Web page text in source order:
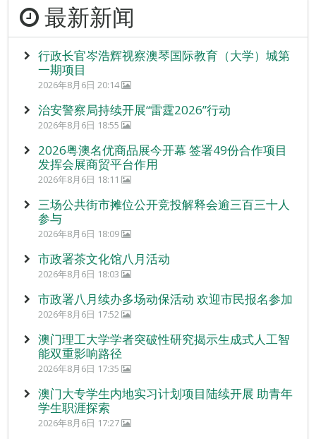
最新新闻
行政长官岑浩辉视察澳琴国际教育（大学）城第
一期项目
2026年8月6日 20:14
治安警察局持续开展“雷霆2026”行动
2026年8月6日 18:55
2026粤澳名优商品展今开幕 签署49份合作项目
发挥会展商贸平台作用
2026年8月6日 18:11
三场公共街市摊位公开竞投解释会逾三百三十人
参与
2026年8月6日 18:09
市政署茶文化馆八月活动
2026年8月6日 18:03
市政署八月续办多场动保活动 欢迎市民报名参加
2026年8月6日 17:52
澳门理工大学学者突破性研究揭示生成式人工智
能双重影响路径
2026年8月6日 17:35
澳门大专学生内地实习计划项目陆续开展 助青年
学生职涯探索
2026年8月6日 17:27